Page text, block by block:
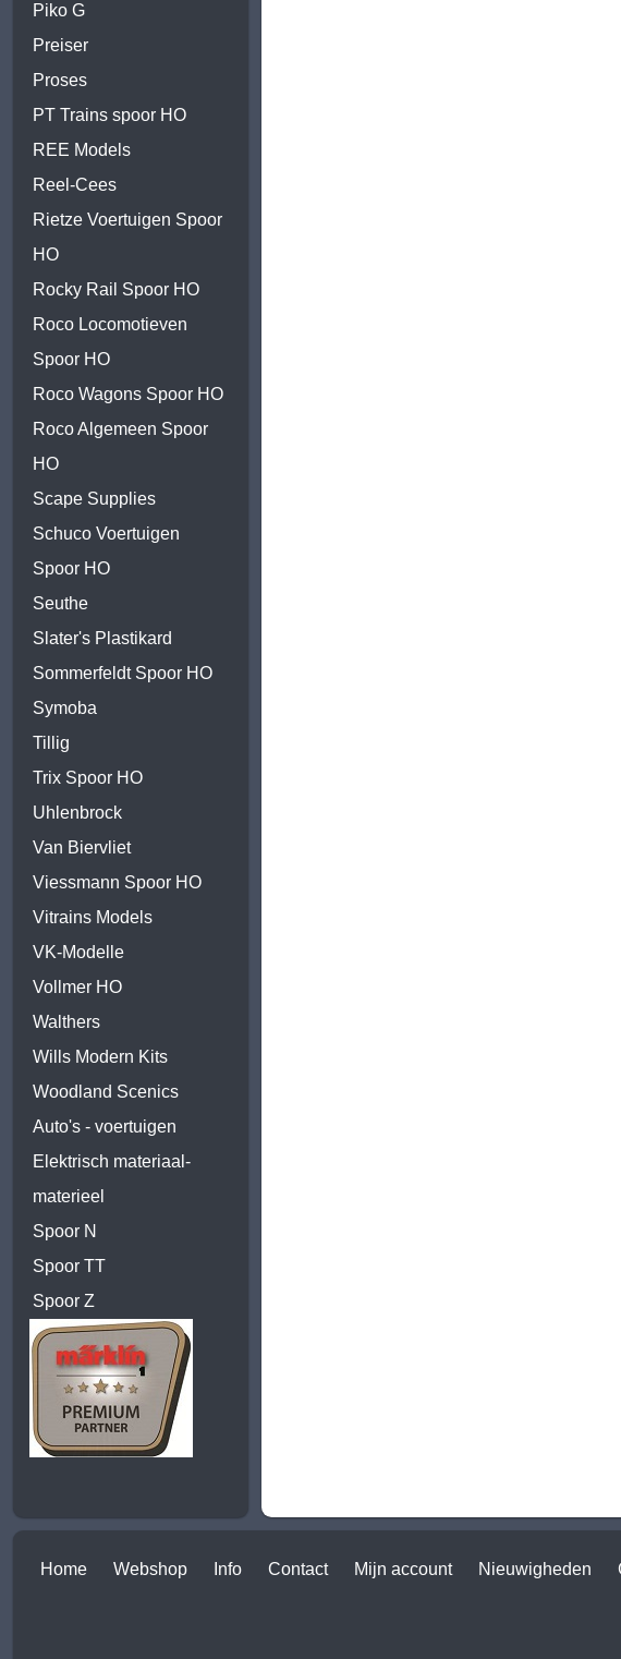
Piko G
Preiser
Proses
PT Trains spoor HO
REE Models
Reel-Cees
Rietze Voertuigen Spoor
HO
Rocky Rail Spoor HO
Roco Locomotieven
Spoor HO
Roco Wagons Spoor HO
Roco Algemeen Spoor
HO
Scape Supplies
Schuco Voertuigen
Spoor HO
Seuthe
Slater's Plastikard
Sommerfeldt Spoor HO
Symoba
Tillig
Trix Spoor HO
Uhlenbrock
Van Biervliet
Viessmann Spoor HO
Vitrains Models
VK-Modelle
Vollmer HO
Walthers
Wills Modern Kits
Woodland Scenics
Auto's - voertuigen
Elektrisch materiaal-
materieel
Spoor N
Spoor TT
Spoor Z
Home Webshop Info Contact Mijn account Nieuwigheden